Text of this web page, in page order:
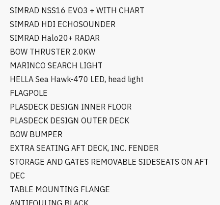
SIMRAD NSS16 EVO3 + WITH CHART
SIMRAD HDI ECHOSOUNDER
SIMRAD Halo20+ RADAR
BOW THRUSTER 2.0KW
MARINCO SEARCH LIGHT
HELLA Sea Hawk-470 LED, head light
FLAGPOLE
PLASDECK DESIGN INNER FLOOR
PLASDECK DESIGN OUTER DECK
BOW BUMPER
EXTRA SEATING AFT DECK, INC. FENDER
STORAGE AND GATES REMOVABLE SIDESEATS ON AFT
DEC
TABLE MOUNTING FLANGE
ANTIFOULING BLACK